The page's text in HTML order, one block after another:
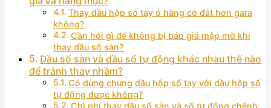
Thay dầu hộp số tay ở hãng có đắt hơn gara
không?
Cần hỏi gì để không bị báo giá mập mờ khi
thay dầu số sàn?
Dầu số sàn và dầu số tự động khác nhau thế nào
để tránh thay nhầm?
Có dùng chung dầu hộp số tay với dầu hộp số
tự động được không?
Chi phí thay dầu số sàn và số tự động chênh